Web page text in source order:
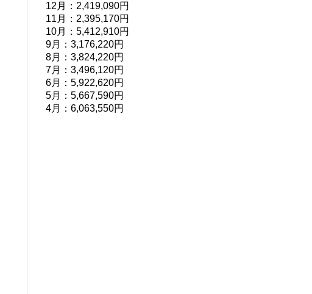
12月：2,419,090円
11月：2,395,170円
10月：5,412,910円
9月：3,176,220円
8月：3,824,220円
7月：3,496,120円
6月：5,922,620円
5月：5,667,590円
4月：6,063,550円